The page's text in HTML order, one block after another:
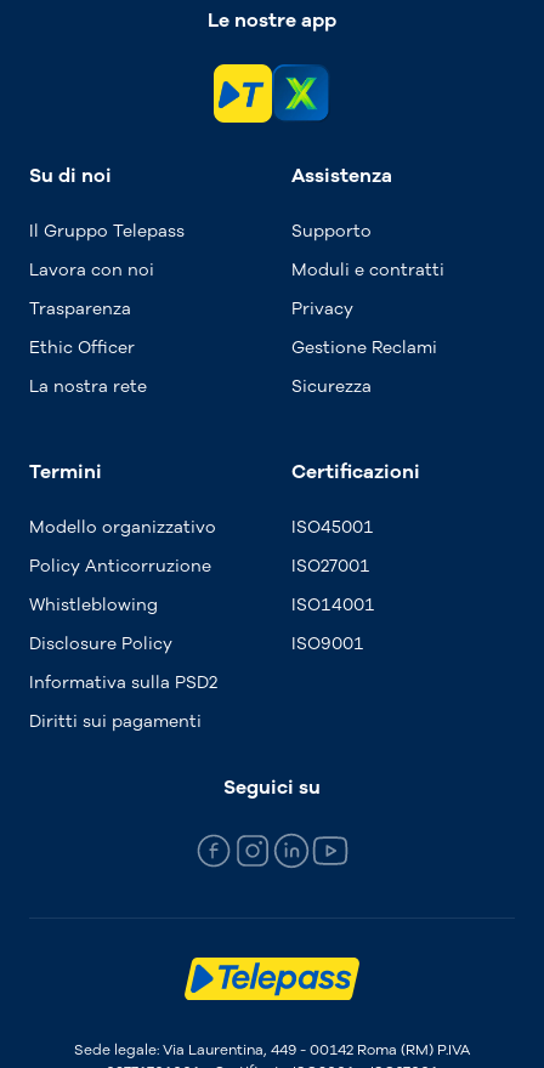
Le nostre app
Su di noi
Il Gruppo Telepass
Lavora con noi
Trasparenza
Ethic Officer
La nostra rete
Assistenza
Supporto
Moduli e contratti
Privacy
Gestione Reclami
Sicurezza
Termini
Modello organizzativo
Policy Anticorruzione
Whistleblowing
Disclosure Policy
Informativa sulla PSD2
Diritti sui pagamenti
Certificazioni
ISO45001
ISO27001
ISO14001
ISO9001
Seguici su
Sede legale: Via Laurentina, 449 - 00142 Roma (RM) P.IVA